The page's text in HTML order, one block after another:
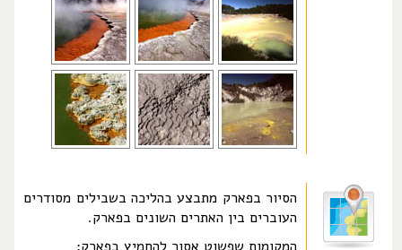
הסיור בפארק מתבצע בהליכה בשבילים מסודרים
העוברים בין האתרים השונים בפארק.